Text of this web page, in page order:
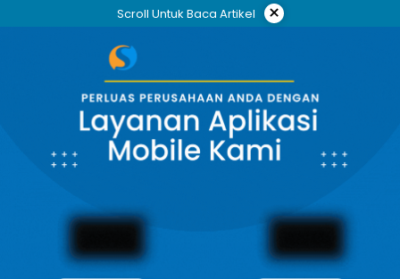
Scroll Untuk Baca Artikel ×